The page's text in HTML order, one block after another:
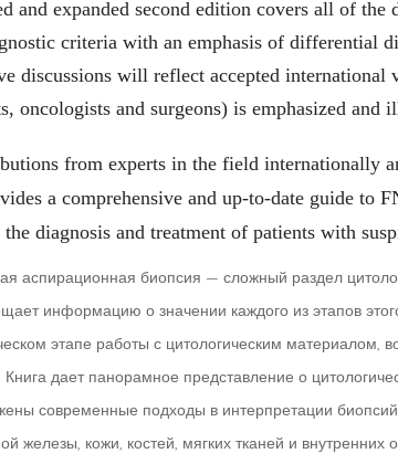
and expanded second edition covers all of
criteria with an emphasis of differential
discussions will reflect accepted
oncologists and surgeons) is emphasized and
from experts in the field internationally
a comprehensive and up-to-date guide to
diagnosis and treatment of patients with
аспирационная биопсия — сложный раздел
информацию о значении каждого из этапов
этапе работы с цитологическим
Книга дает панорамное представление о
современные подходы в интерпретации
железы, кожи, костей, мягких тканей и